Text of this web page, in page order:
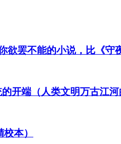
欲罢不能的小说，比《守
开端（人类文明万古江
本）